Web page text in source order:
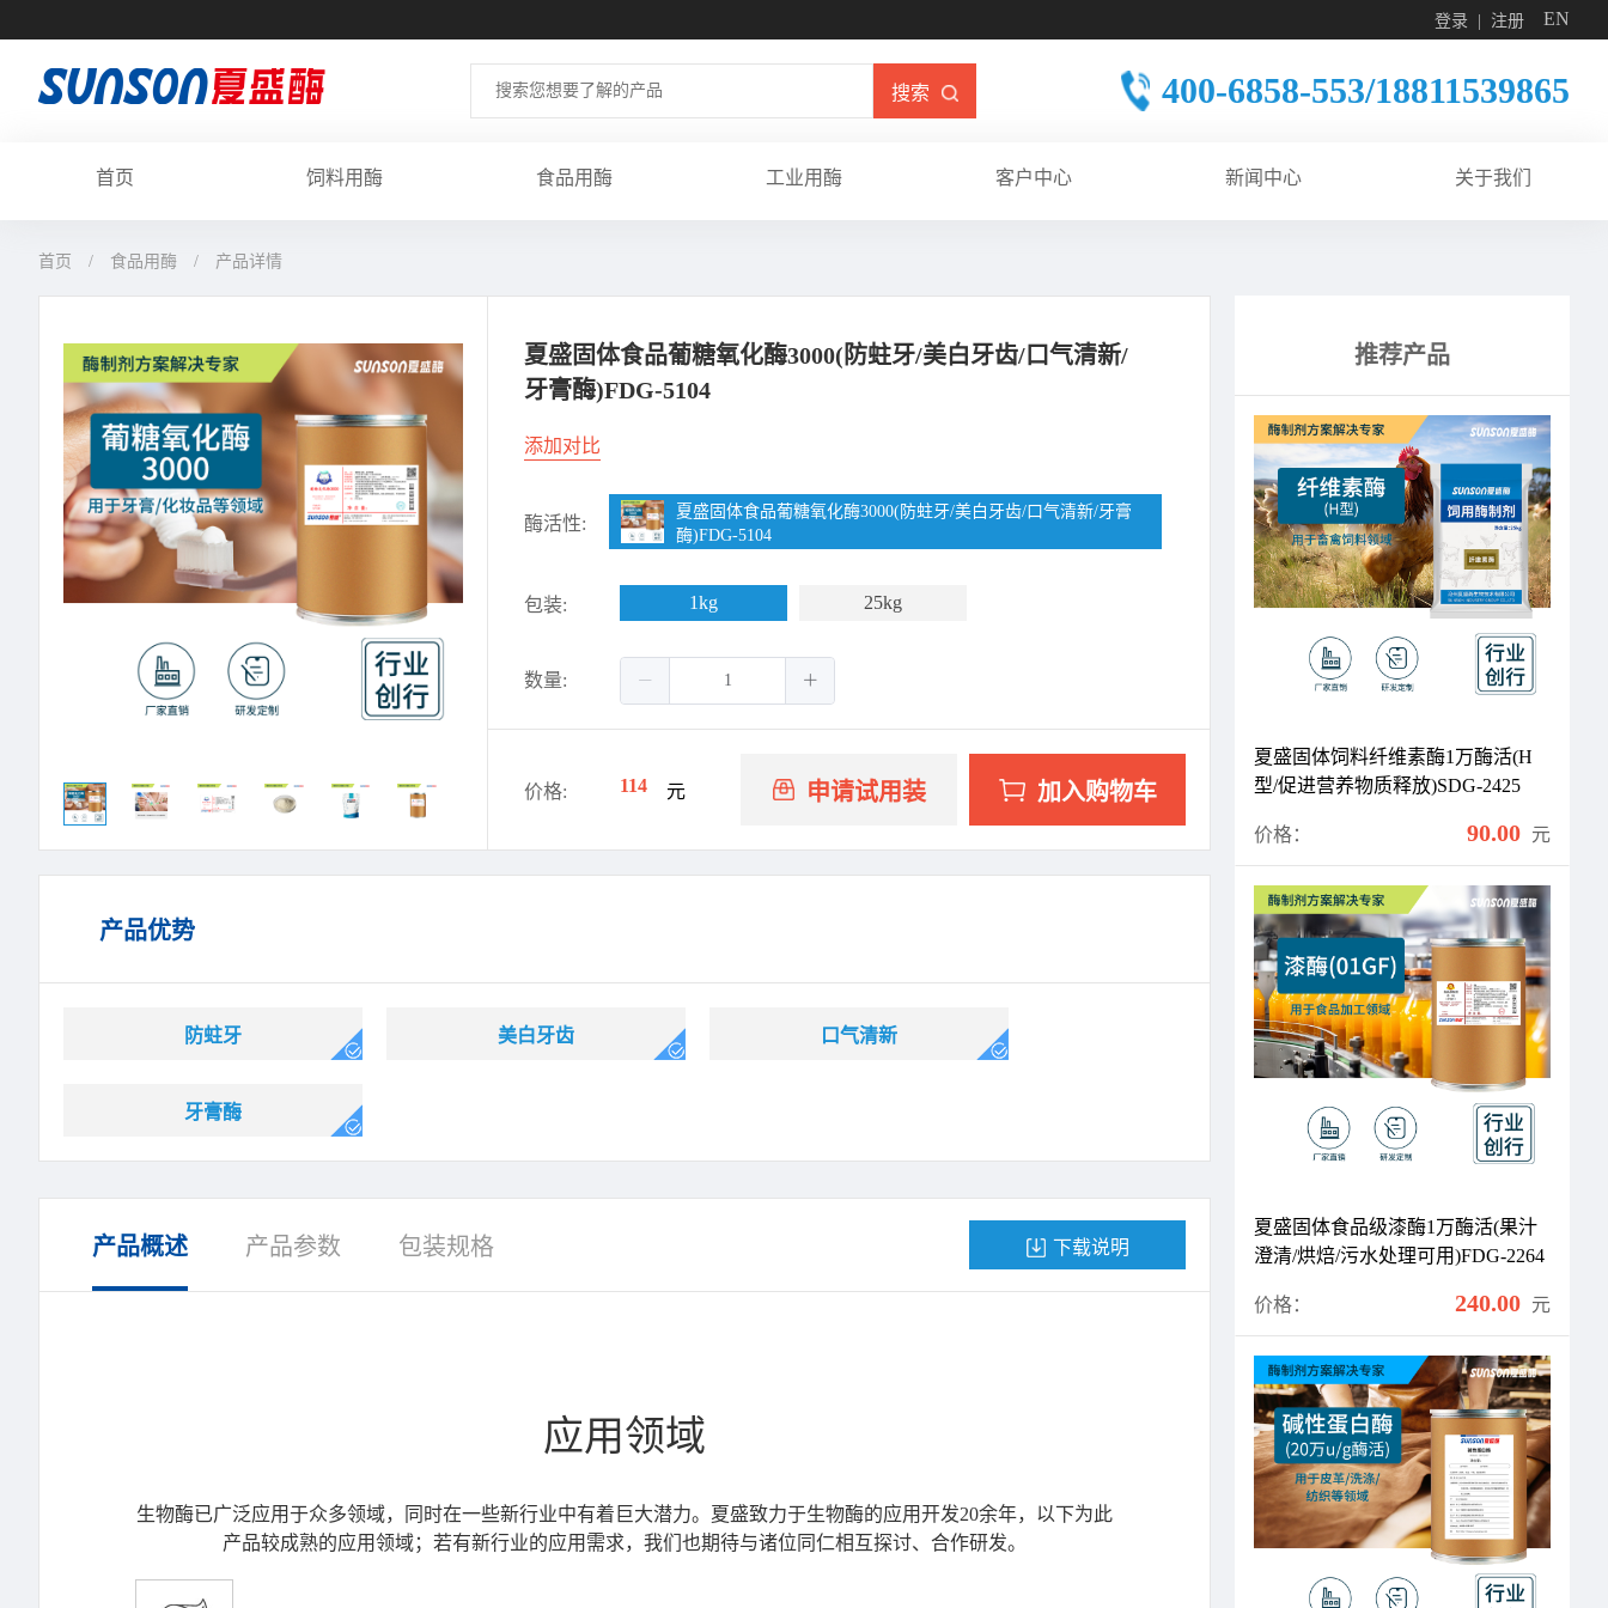
登录 注册 EN
搜索 400-6858-553/18811539865
首页 饲料用酶 食品用酶 工业用酶 客户中心 新闻中心 关于我们
首页 食品用酶 产品详情
夏盛固体食品葡糖氧化酶3000(防蛀牙/美白牙齿/口气清新/
牙膏酶)FDG-5104
添加对比
酶活性:
夏盛固体食品葡糖氧化酶3000(防蛀牙/美白牙齿/口气清新/牙膏
酶)FDG-5104
包装: 1kg 25kg
数量:
价格: 114 元 申请试用装 加入购物车
产品优势
防蛀牙 美白牙齿 口气清新
牙膏酶
产品概述 产品参数 包装规格 下载说明
应用领域
生物酶已广泛应用于众多领域，同时在一些新行业中有着巨大潜力。夏盛致力于生物酶的应用开发20余年，以下为此
产品较成熟的应用领域；若有新行业的应用需求，我们也期待与诸位同仁相互探讨、合作研发。
推荐产品
夏盛固体饲料纤维素酶1万酶活(H
型/促进营养物质释放)SDG-2425
价格： 90.00 元
夏盛固体食品级漆酶1万酶活(果汁
澄清/烘焙/污水处理可用)FDG-2264
价格： 240.00 元